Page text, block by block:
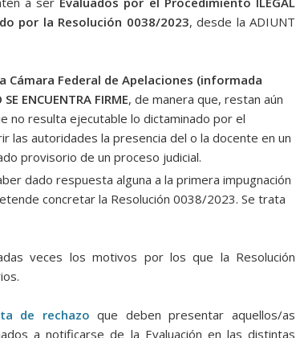
por la Resolución 0038/2023, desde la ADIUNT
Cámara Federal de Apelaciones (informada
ENCUENTRA FIRME, de manera que, restan aún
no resulta ejecutable lo dictaminado por el
las autoridades la presencia del o la docente en un
provisorio de un proceso judicial.
dado respuesta alguna a la primera impugnación
concretar la Resolución 0038/2023. Se trata
veces los motivos por los que la Resolución
de rechazo que deben presentar aquellos/as
a notificarse de la Evaluación en las distintas